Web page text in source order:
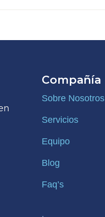
Compañía
Sobre Nosotros
Servicios
Equipo
Blog
Faq’s